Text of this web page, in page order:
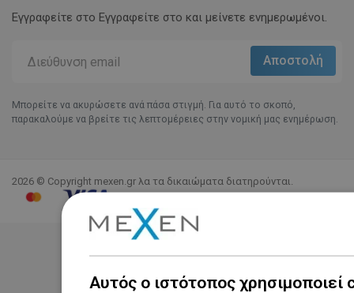
Εγγραφείτε στο Eγγραφείτε στο και μείνετε ενημερωμένοι.
Μπορείτε να ακυρώσετε ανά πάσα στιγμή. Για αυτό το σκοπό,
παρακαλούμε να βρείτε τις λεπτομέρειες στην νομική μας ενημέρωση.
2026 © Copyright mexen.gr λα τα δικαιώματα διατηρούνται.
Αυτός ο ιστότοπος χρησιμοποιεί